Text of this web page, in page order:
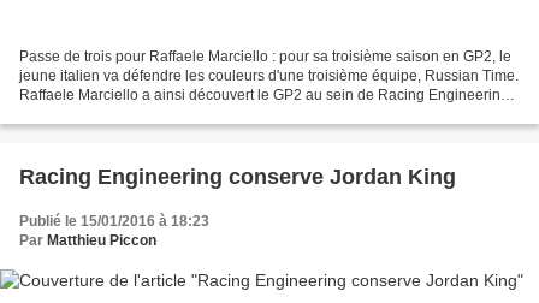
Passe de trois pour Raffaele Marciello : pour sa troisième saison en GP2, le
jeune italien va défendre les couleurs d'une troisième équipe, Russian Time.
Raffaele Marciello a ainsi découvert le GP2 au sein de Racing Engineering,
Racing Engineering conserve Jordan King
Publié le 15/01/2016 à 18:23
Par Matthieu Piccon